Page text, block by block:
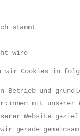
stammt
wird
wir Cookies in
Betrieb und
mit
Website
gerade